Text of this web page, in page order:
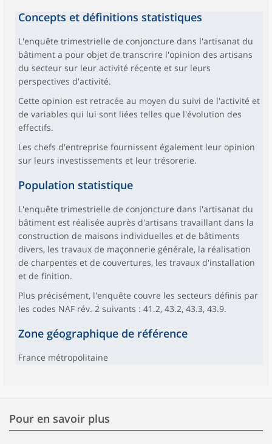
Concepts et définitions statistiques
L'enquête trimestrielle de conjoncture dans l'artisanat du
bâtiment a pour objet de transcrire l'opinion des artisans
du secteur sur leur activité récente et sur leurs
perspectives d'activité.
Cette opinion est retracée au moyen du suivi de l'activité et
de variables qui lui sont liées telles que l'évolution des
effectifs.
Les chefs d'entreprise fournissent également leur opinion
sur leurs investissements et leur trésorerie.
Population statistique
L'enquête trimestrielle de conjoncture dans l'artisanat du
bâtiment est réalisée auprès d'artisans travaillant dans la
construction de maisons individuelles et de bâtiments
divers, les travaux de maçonnerie générale, la réalisation
de charpentes et de couvertures, les travaux d'installation
et de finition.
Plus précisément, l'enquête couvre les secteurs définis par
les codes NAF rév. 2 suivants : 41.2, 43.2, 43.3, 43.9.
Zone géographique de référence
France métropolitaine
Pour en savoir plus